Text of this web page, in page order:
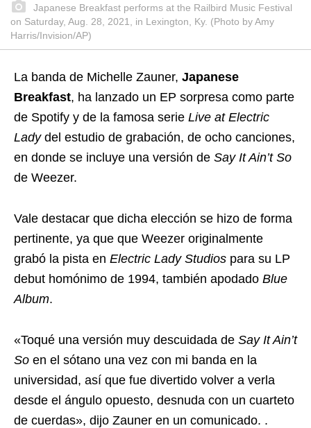
Japanese Breakfast performs at the Railbird Music Festival
on Saturday, Aug. 28, 2021, in Lexington, Ky. (Photo by Amy
Harris/Invision/AP)
La banda de Michelle Zauner, Japanese
Breakfast, ha lanzado un EP sorpresa como parte
de Spotify y de la famosa serie Live at Electric
Ladydel estudio de grabación, de ocho canciones,
en donde se incluye una versión de Say It Ain’t So
de Weezer.
Vale destacar que dicha elección se hizo de forma
pertinente, ya que que Weezer originalmente
grabó la pista en Electric Lady Studios para su LP
debut homónimo de 1994, también apodado Blue
Album.
«Toqué una versión muy descuidada de Say It Ain’t
So en el sótano una vez con mi banda en la
universidad, así que fue divertido volver a verla
desde el ángulo opuesto, desnuda con un cuarteto
de cuerdas», dijo Zauner en un comunicado. .